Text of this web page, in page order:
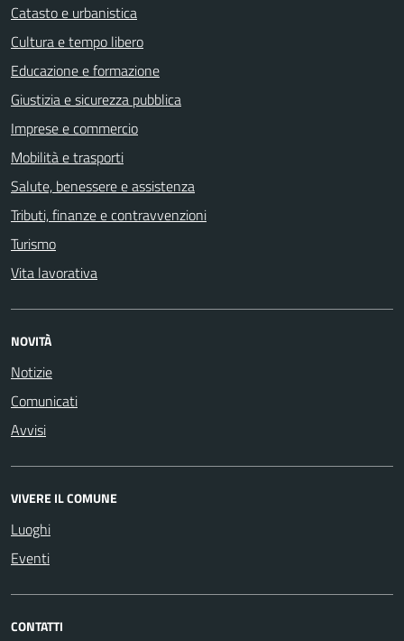
Catasto e urbanistica
Cultura e tempo libero
Educazione e formazione
Giustizia e sicurezza pubblica
Imprese e commercio
Mobilità e trasporti
Salute, benessere e assistenza
Tributi, finanze e contravvenzioni
Turismo
Vita lavorativa
NOVITÀ
Notizie
Comunicati
Avvisi
VIVERE IL COMUNE
Luoghi
Eventi
CONTATTI